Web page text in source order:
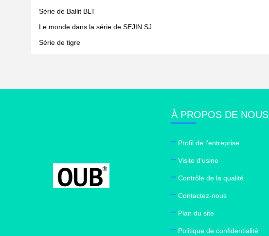
Série de Ballit BLT
Le monde dans la série de SEJIN SJ
Série de tigre
À PROPOS DE NOUS
Profil de l'entreprise
Visite d'usine
Contrôle de la qualité
Contactez-nous
Plan du site
Politique de confidentialité